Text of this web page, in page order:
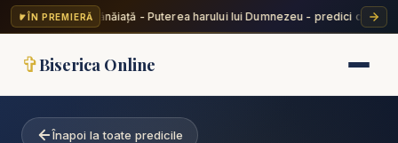
ÎN PREMIERĂ
Valentin Dănăiață - Puterea harului lui Dumnezeu - predici creștine
✞Biserica Online
Înapoi la toate predicile